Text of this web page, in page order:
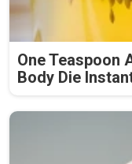
One Teaspoon
Body Die